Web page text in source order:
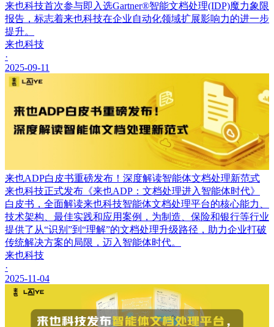
来也科技首次参与即入选Gartner®智能文档处理(IDP)魔力象限
报告，标志着来也科技在企业自动化领域扩展影响力的进一步
提升。
来也科技
·
2025-09-11
来也ADP白皮书重磅发布！深度解读智能体文档处理新范式
来也科技正式发布《来也ADP：文档处理进入智能体时代》
白皮书，全面解读来也科技智能体文档处理平台的核心能力、
技术架构、最佳实践和应用案例，为制造、保险和银行等行业
提供了从“识别”到“理解”的文档处理升级路径，助力企业打破
传统解决方案的局限，迈入智能体时代。
来也科技
·
2025-11-04